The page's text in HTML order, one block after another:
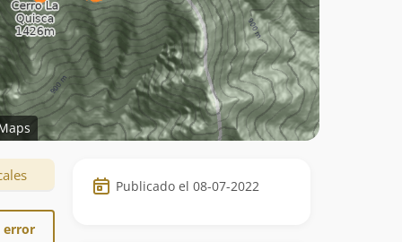
Datos
de
Publicado el 08-07-2022
error